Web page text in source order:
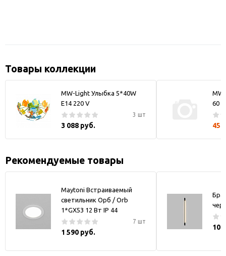
Товары коллекции
MW-Light Улыбка 5*40W
E14 220 V
3 шт
3 088 руб.
60
Рекомендуемые товары
Maytoni Встраиваемый
светильник Орб / Orb
1*GX53 12 Вт IP 44
7 шт
1 590 руб.
Бра
10